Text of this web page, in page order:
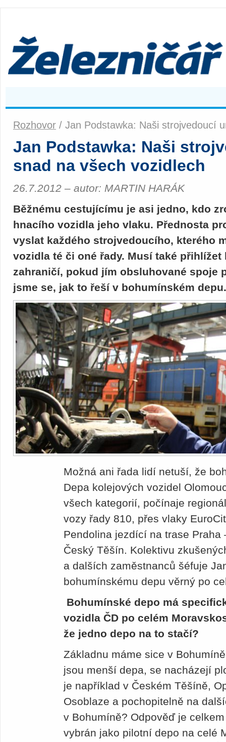
Rozhovor / Jan Podstawka: Naši strojvedoucí
Jan Podstawka: Naši
snad na všech vozidlech
26.7.2012 – autor: MARTIN HARÁK
Běžnému cestujícímu je asi jedno, kdo
hnacího vozidla jeho vlaku. Přednosta
vyslat každého strojvedoucího, kterého
vozidla té či oné řady. Musí také
zahraničí, pokud jím obsluhované spoje
jsme se, jak to řeší v bohumínském depu.
Možná ani řada lidí netuší, že
Depa kolejových vozidel
všech kategorií, počínaje
vozy řady 810, přes vlaky
Pendolina jezdící na trase Praha
Český Těšín. Kolektivu
a dalších zaměstnanců šéfuje
bohumínskému depu věrný po
Bohumínské depo má
vozidla ČD po celém
že jedno depo na to stačí?
Základnu máme sice v
jsou menší depa, se nacházejí
je například v Českém Těšíně,
Osoblaze a pochopitelně na
v Bohumíně? Odpověď je
vybrán jako pilotní depo na celé